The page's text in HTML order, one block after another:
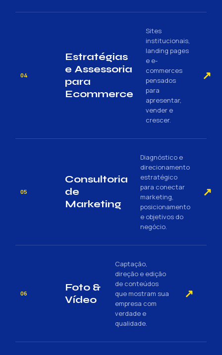
04
Estratégias
e Assessoria
para
Ecommerce
Sites
institucionais,
landing pages
e e-
commerces
pensados
para
apresentar,
vender e
crescer.
↗
05
Consultoria
de
Marketing
Diagnóstico e
direcionamento
estratégico
para conectar
marketing,
posicionamento
e objetivos do
negócio.
↗
06
Foto &
Vídeo
Captação,
direção e edição
de conteúdos
que mostram sua
empresa com
verdade e
qualidade.
↗